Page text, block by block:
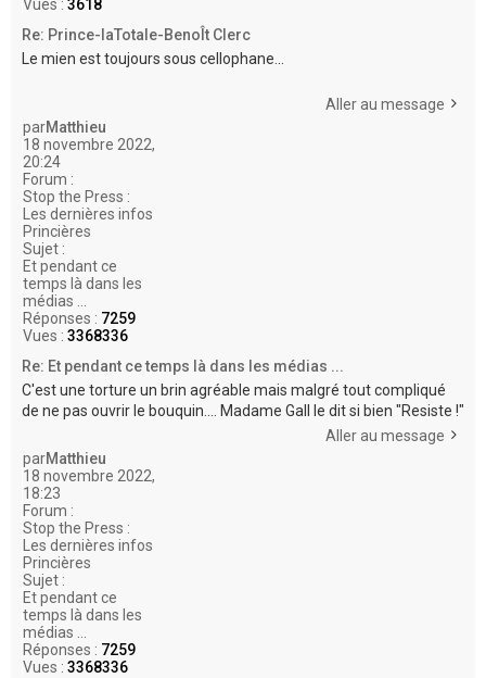
Vues : 3618
Re: Prince-laTotale-BenoÎt Clerc
Le mien est toujours sous cellophane...
Aller au message
parMatthieu
18 novembre 2022,
20:24
Forum :
Stop the Press :
Les dernières infos
Princières
Sujet :
Et pendant ce
temps là dans les
médias ...
Réponses : 7259
Vues : 3368336
Re: Et pendant ce temps là dans les médias ...
C'est une torture un brin agréable mais malgré tout compliqué
de ne pas ouvrir le bouquin.... Madame Gall le dit si bien "Resiste !"
Aller au message
parMatthieu
18 novembre 2022,
18:23
Forum :
Stop the Press :
Les dernières infos
Princières
Sujet :
Et pendant ce
temps là dans les
médias ...
Réponses : 7259
Vues : 3368336